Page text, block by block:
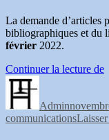
La demande d’articles
bibliographiques et du
février 2022.
Continuer la lecture de
:
Admin
communications